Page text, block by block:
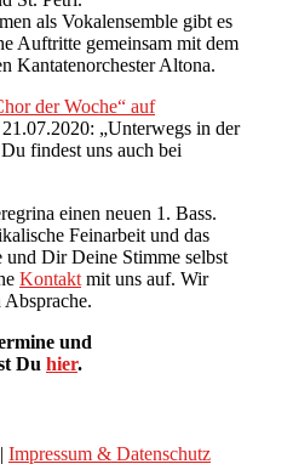
als Vokalensemble gibt es
Auftritte gemeinsam mit dem
Kantatenorchester Altona.
der Woche“ auf
„Unterwegs in der
findest uns auch bei
einen neuen 1. Bass.
Feinarbeit und das
und Dir Deine Stimme selbst
Kontakt mit uns auf. Wir
und
Du hier.
Impressum & Datenschutz